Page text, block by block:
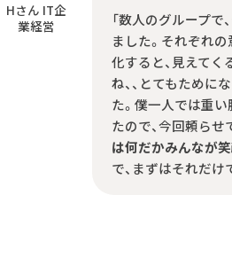
Hさん IT企
業経営
「数人のグループで
ました。それぞれ
化すると、見えて
ね、、とてもために
た。僕一人では重
たので、今回頼らせ
は何だかみんなが
で、まずはそれだけ